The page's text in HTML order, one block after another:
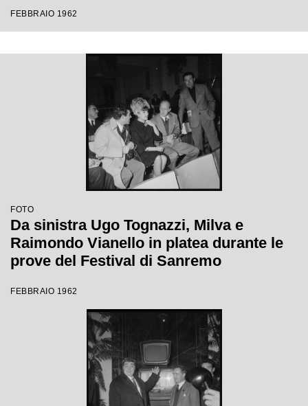
FEBBRAIO 1962
FOTO
Da sinistra Ugo Tognazzi, Milva e
Raimondo Vianello in platea durante le
prove del Festival di Sanremo
FEBBRAIO 1962